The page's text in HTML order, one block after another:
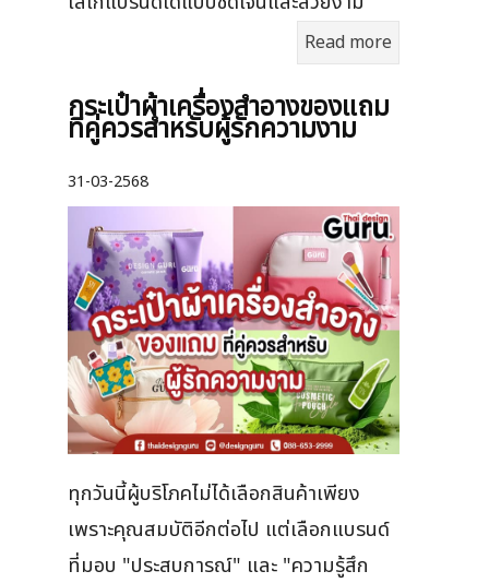
Read more
กระเป๋าผ้าเครื่องสําอางของแถม
ที่คู่ควรสำหรับผู้รักความงาม
31-03-2568
ทุกวันนี้ผู้บริโภคไม่ได้เลือกสินค้าเพียง
เพราะคุณสมบัติอีกต่อไป แต่เลือกแบรนด์
ที่มอบ "ประสบการณ์" และ "ความรู้สึก